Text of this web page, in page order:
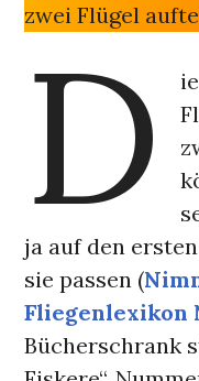
zwei Flügel
D
ja auf den
sie passen (
Fliegenlexikon
Bücherschrank